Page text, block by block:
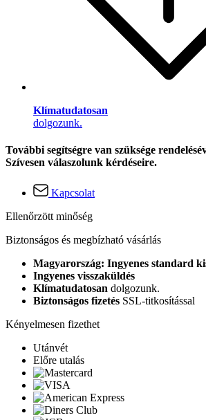
Klímatudatosan
dolgozunk.
További segítségre van szüksége
Szívesen válaszolunk kérdéseire.
Kapcsolat
Ellenőrzött minőség
Biztonságos és megbízható vásárlás
Magyarország: Ingyenes standard
Ingyenes visszaküldés
Klímatudatosan dolgozunk.
Biztonságos fizetés SSL-titkosítással
Kényelmesen fizethet
Utánvét
Előre utalás